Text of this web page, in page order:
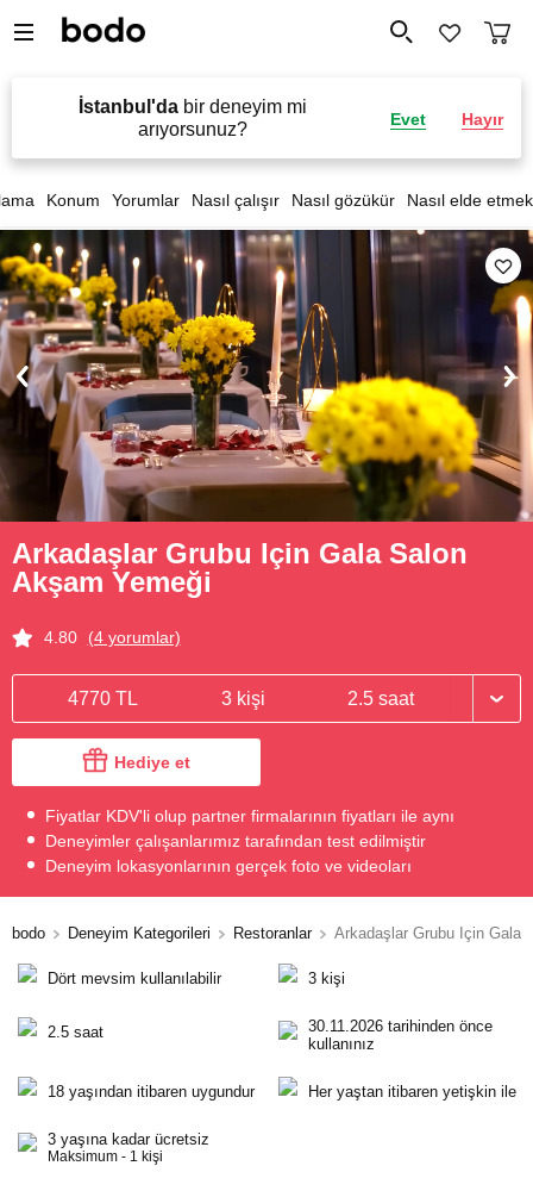
İstanbul'dabir deneyim mi
arıyorsunuz?
Evet Hayır
Konum Yorumlar Nasıl çalışır Nasıl gözükür Nasıl elde etmek
Arkadaşlar Grubu Için Gala Salon
Akşam Yemeği
4.80 (4 yorumlar)
4770 TL 3 kişi 2.5 saat
Hediye et
Fiyatlar KDV'li olup partner firmalarının fiyatları ile aynı
Deneyimler çalışanlarımız tarafından test edilmiştir
Deneyim lokasyonlarının gerçek foto ve videoları
bodo Deneyim Kategorileri Restoranlar Arkadaşlar Grubu Için Gala
Dört mevsim kullanılabilir 3 kişi
2.5 saat
30.11.2026 tarihinden önce
kullanınız
18 yaşından itibaren uygundur Her yaştan itibaren yetişkin ile
3 yaşına kadar ücretsiz
Maksimum - 1 kişi